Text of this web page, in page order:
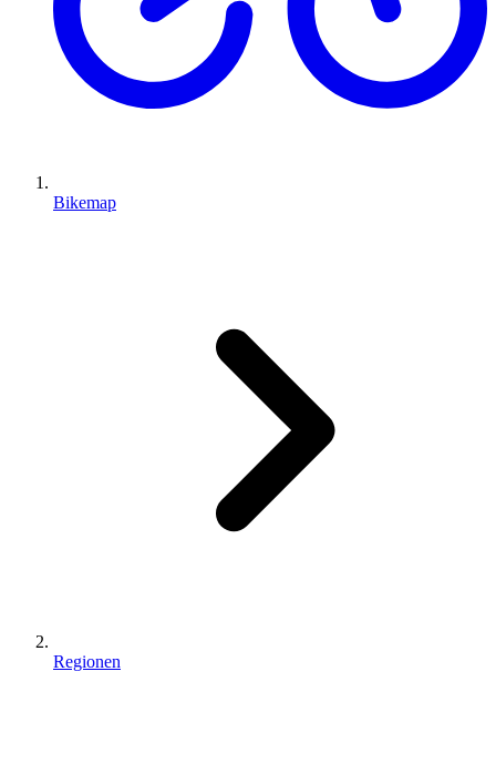
Bikemap
Regionen